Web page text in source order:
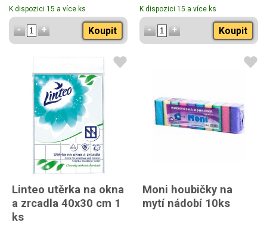
K dispozici 15 a více ks
Koupit
K dispozici 15 a více ks
Koupit
Linteo utěrka na okna
a zrcadla 40x30 cm 1
ks
Moni houbičky na
mytí nádobí 10ks